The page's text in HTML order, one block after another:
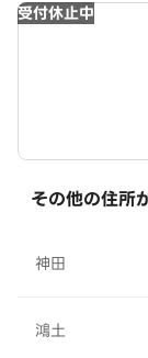
受付休止中
その他の住所
神田
鴻土